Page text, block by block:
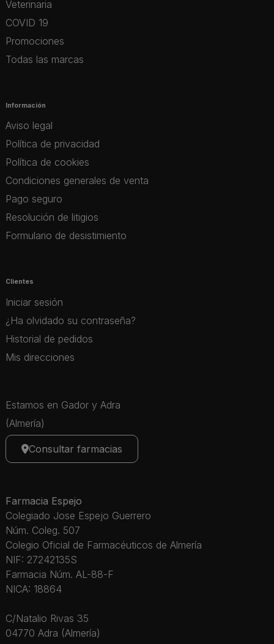
Veterinaria
COVID 19
Promociones
Todas las marcas
Información
Aviso legal
Política de privacidad
Política de cookies
Condiciones generales de venta
Pago seguro
Resolución de litigios
Formulario de desistimiento
Clientes
Iniciar sesión
¿Ha olvidado su contraseña?
Historial de pedidos
Mis direcciones
Estamos en Gador y Adra
(Almería)
Consultar farmacias
Farmacia Espejo
Colegiado Jose Espejo Guerrero
Núm. Coleg. 507
Colegio Oficial de Farmacéuticos de Almería
NIF: 27242135S
Farmacia Núm. AL-88-F
NICA: 18864
C/Natalio Rivas 35
04770 Adra (Almería)